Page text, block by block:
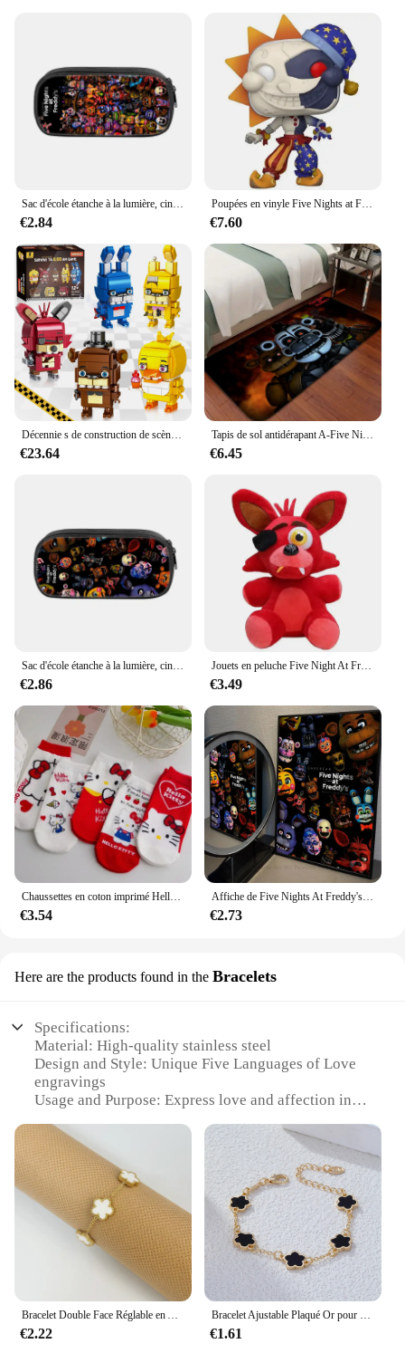
€2.84
Poupées en vinyle Five Nights at Freddy's Sun & Moon, jouets figurines
€7.60
€23.64
Tapis de sol antidérapant A-Five Nights at Freddy's Veranda, tapis de tapis roulant de cuisine, polymères de sol, porte d'entrée, Anime Lea, chambre à coucher, Bathvirus
€6.45
€2.86
Jouets en peluche Five Night At Freddy FnPG, jeu de beurre, poupées en peluche de dessin animé Bonnie Bear Fcedar, cadeaux mignons pour enfants, 18 cm
€3.49
€3.54
Affiche de Five Nights At Freddy's, autocollant d'art auto-adhésif en papier imperméable, décoration murale pour café, bar et chambre, 1 pièce
€2.73
Here are the products found in the Bracelets
Specifications:
Material: High-quality stainless steel
Design and Style: Unique Five Languages of Love
engravings
Usage and Purpose: Express love and affection in
Type and Category: Bracelets
Performance and Property: Durable, hypoallergenic,
water-resistant
Parts and Accessories: Comes as a set of five
bracelets
Features:
**Unveiling the Languages of Love**
Embrace the beauty of love in all its forms with our
€2.22 €1.61